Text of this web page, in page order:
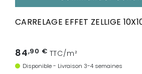
CARRELAGE EFFET ZELLIGE
84,90 € TTC/m²
Disponible - Livraison 3-4 semaines